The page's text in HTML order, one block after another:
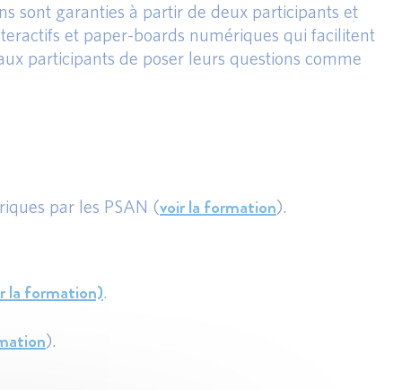
sont garanties à partir de deux participants et
et paper-boards numériques qui facilitent
participants de poser leurs questions comme
par les PSAN (voir la formation).
la formation).
).